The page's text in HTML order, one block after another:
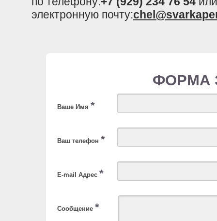
электронную почту:
ФОРМА
Ваше Имя *
Ваш телефон *
E-mail Адрес *
Сообщение *